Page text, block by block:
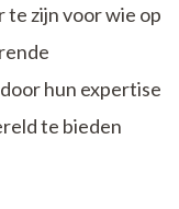
zijn voor wie op
hun expertise
te bieden